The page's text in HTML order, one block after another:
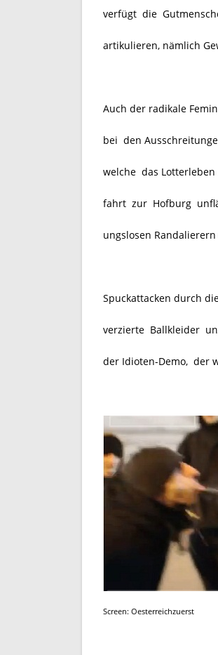
verfügt die
artikulieren, nämlich
Auch der radikale
bei den
welche das
fahrt zur Hofburg
ungslosen
Spuckattacken durch
verzierte Ballkleider
der Idioten-Demo, der
Screen: Oesterreichzuerst